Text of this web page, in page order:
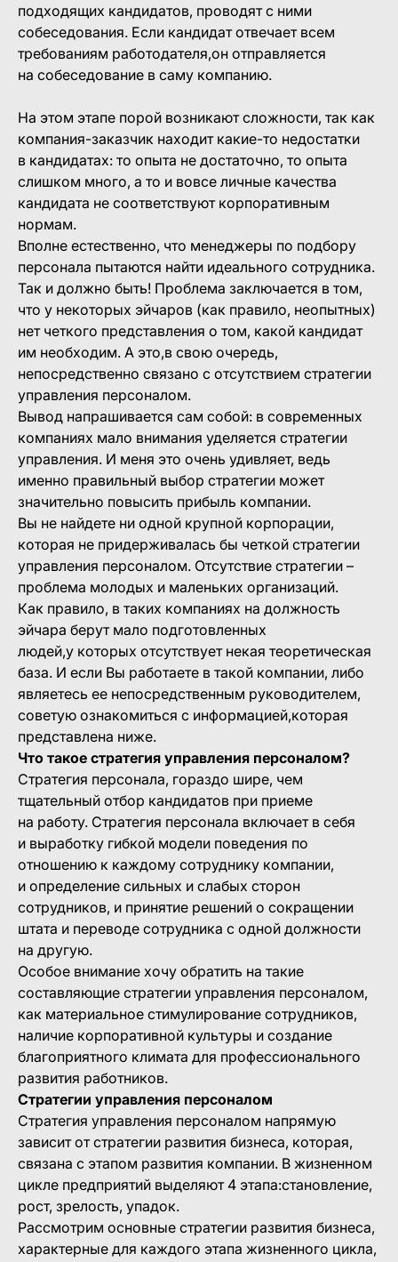
подходящих кандидатов, проводят с ними
собеседования. Если кандидат отвечает всем
требованиям работодателя,он отправляется
на собеседование в саму компанию.
На этом этапе порой возникают сложности, так как
компания-заказчик находит какие-то недостатки
в кандидатах: то опыта не достаточно, то опыта
слишком много, а то и вовсе личные качества
кандидата не соответствуют корпоративным
нормам.
Вполне естественно, что менеджеры по подбору
персонала пытаются найти идеального сотрудника.
Так и должно быть! Проблема заключается в том,
что у некоторых эйчаров (как правило, неопытных)
нет четкого представления о том, какой кандидат
им необходим. А это,в свою очередь,
непосредственно связано с отсутствием стратегии
управления персоналом.
Вывод напрашивается сам собой: в современных
компаниях мало внимания уделяется стратегии
управления. И меня это очень удивляет, ведь
именно правильный выбор стратегии может
значительно повысить прибыль компании.
Вы не найдете ни одной крупной корпорации,
которая не придерживалась бы четкой стратегии
управления персоналом. Отсутствие стратегии –
проблема молодых и маленьких организаций.
Как правило, в таких компаниях на должность
эйчара берут мало подготовленных
людей,у которых отсутствует некая теоретическая
база. И если Вы работаете в такой компании, либо
являетесь ее непосредственным руководителем,
советую ознакомиться с информацией,которая
представлена ниже.
Что такое стратегия управления персоналом?
Стратегия персонала, гораздо шире, чем
тщательный отбор кандидатов при приеме
на работу. Стратегия персонала включает в себя
и выработку гибкой модели поведения по
отношению к каждому сотруднику компании,
и определение сильных и слабых сторон
сотрудников, и принятие решений о сокращении
штата и переводе сотрудника с одной должности
на другую.
Особое внимание хочу обратить на такие
составляющие стратегии управления персоналом,
как материальное стимулирование сотрудников,
наличие корпоративной культуры и создание
благоприятного климата для профессионального
развития работников.
Стратегии управления персоналом
Стратегия управления персоналом напрямую
зависит от стратегии развития бизнеса, которая,
связана с этапом развития компании. В жизненном
цикле предприятий выделяют 4 этапа:становление,
рост, зрелость, упадок.
Рассмотрим основные стратегии развития бизнеса,
характерные для каждого этапа жизненного цикла,